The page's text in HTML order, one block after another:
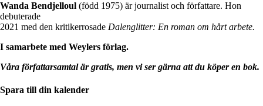
Wanda Bendjelloul (född 1975) är journalist och författare. Hon
debuterade
2021 med den kritikerrosade Dalenglitter: En roman om hårt arbete.
I samarbete med Weylers förlag.
Våra författarsamtal är gratis, men vi ser gärna att du köper en bok.
Spara till din kalender